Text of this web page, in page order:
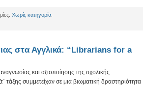
Χωρίς κατηγορία
στα Αγγλικά: “Librarians for a
και αξιοποίησης της σχολικής
τάξης συμμετείχαν σε μια βιωματική δραστηριότητα